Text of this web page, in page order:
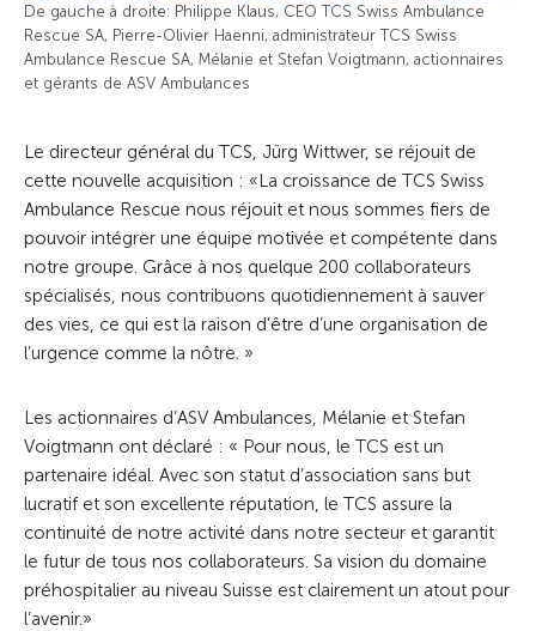
De gauche à droite: Philippe Klaus, CEO TCS Swiss Ambulance
Rescue SA, Pierre-Olivier Haenni, administrateur TCS Swiss
Ambulance Rescue SA, Mélanie et Stefan Voigtmann, actionnaires
et gérants de ASV Ambulances
Le directeur général du TCS, Jürg Wittwer, se réjouit de
cette nouvelle acquisition : «La croissance de TCS Swiss
Ambulance Rescue nous réjouit et nous sommes fiers de
pouvoir intégrer une équipe motivée et compétente dans
notre groupe. Grâce à nos quelque 200 collaborateurs
spécialisés, nous contribuons quotidiennement à sauver
des vies, ce qui est la raison d’être d’une organisation de
l’urgence comme la nôtre. »
Les actionnaires d’ASV Ambulances, Mélanie et Stefan
Voigtmann ont déclaré : « Pour nous, le TCS est un
partenaire idéal. Avec son statut d’association sans but
lucratif et son excellente réputation, le TCS assure la
continuité de notre activité dans notre secteur et garantit
le futur de tous nos collaborateurs. Sa vision du domaine
préhospitalier au niveau Suisse est clairement un atout pour
l’avenir.»